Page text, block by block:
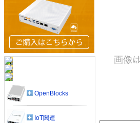
OpenBlocks
IoT関連